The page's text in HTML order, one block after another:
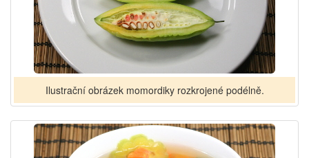
Ilustrační obrázek momordiky rozkrojené podélně.